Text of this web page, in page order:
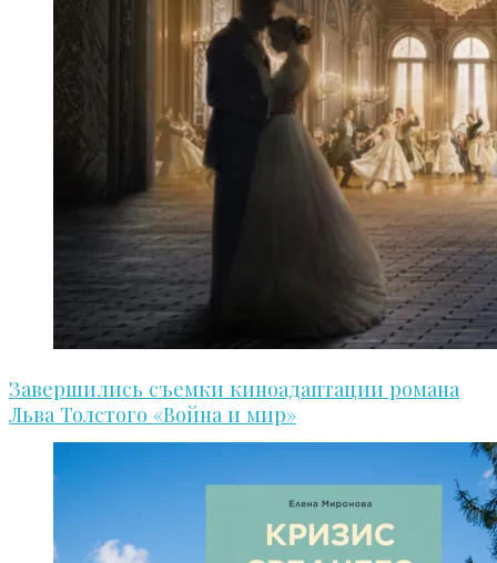
Завершились съемки киноадаптации романа
Льва Толстого «Война и мир»